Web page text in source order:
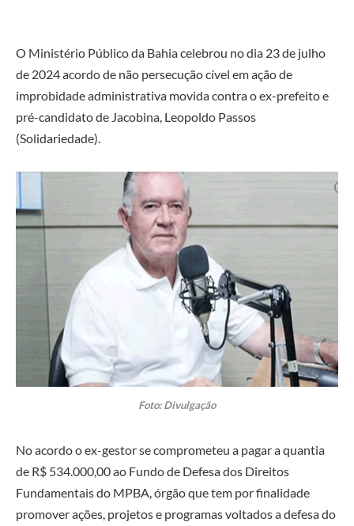
O Ministério Público da Bahia celebrou no dia 23 de julho
de 2024 acordo de não persecução cível em ação de
improbidade administrativa movida contra o ex-prefeito e
pré-candidato de Jacobina, Leopoldo Passos
(Solidariedade).
Foto: Divulgação
No acordo o ex-gestor se comprometeu a pagar a quantia
de R$ 534.000,00 ao Fundo de Defesa dos Direitos
Fundamentais do MPBA, órgão que tem por finalidade
promover ações, projetos e programas voltados a defesa do